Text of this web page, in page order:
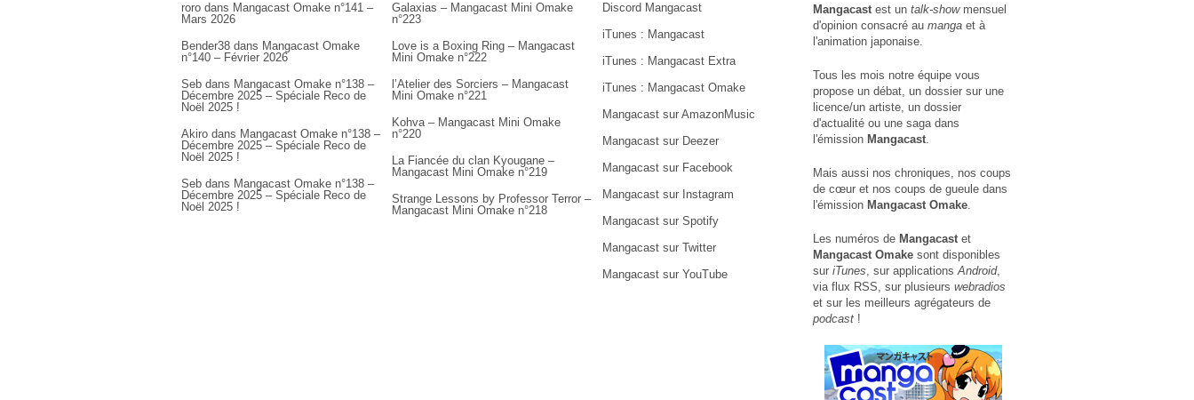
roro dans Mangacast Omake n°141 –
Mars 2026
Bender38 dans Mangacast Omake
n°140 – Février 2026
Seb dans Mangacast Omake n°138 –
Décembre 2025 – Spéciale Reco de
Noël 2025 !
Akiro dans Mangacast Omake n°138 –
Décembre 2025 – Spéciale Reco de
Noël 2025 !
Seb dans Mangacast Omake n°138 –
Décembre 2025 – Spéciale Reco de
Noël 2025 !
Galaxias – Mangacast Mini Omake
n°223
Love is a Boxing Ring – Mangacast
Mini Omake n°222
l’Atelier des Sorciers – Mangacast
Mini Omake n°221
Kohva – Mangacast Mini Omake
n°220
La Fiancée du clan Kyougane –
Mangacast Mini Omake n°219
Strange Lessons by Professor Terror –
Mangacast Mini Omake n°218
Discord Mangacast
iTunes : Mangacast
iTunes : Mangacast Extra
iTunes : Mangacast Omake
Mangacast sur AmazonMusic
Mangacast sur Deezer
Mangacast sur Facebook
Mangacast sur Instagram
Mangacast sur Spotify
Mangacast sur Twitter
Mangacast sur YouTube
Mangacastest un talk-showmensuel
d'opinion consacré au manga et à
l'animation japonaise.
Tous les mois notre équipe vous
propose un débat, un dossier sur une
licence/un artiste, un dossier
d'actualité ou une saga dans
l'émission Mangacast.
Mais aussi nos chroniques, nos coups
de cœur et nos coups de gueule dans
l'émission Mangacast Omake.
Les numéros de Mangacastet
Mangacast Omake sont disponibles
sur iTunes, sur applicationsAndroid,
via flux RSS, sur plusieurs webradios
et sur les meilleurs agrégateurs de
podcast !